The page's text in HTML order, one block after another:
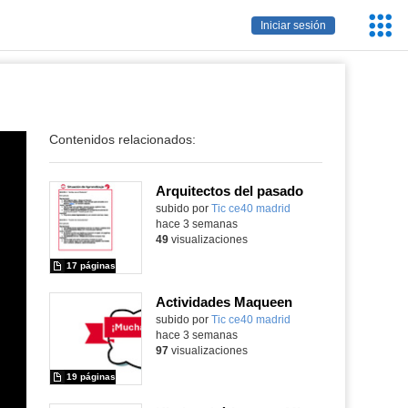
Iniciar sesión
Contenidos relacionados:
Arquitectos del pasado
subido por Tic ce40 madrid
17 páginas
hace 3 semanas
49visualizaciones
Actividades Maqueen
Contenido educativo.
subido por Tic ce40 madrid
19 páginas
hace 3 semanas
97visualizaciones